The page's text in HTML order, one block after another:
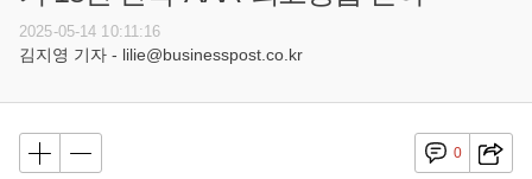
2025-05-14 10:11:16
김지영 기자 - lilie@businesspost.co.kr
0